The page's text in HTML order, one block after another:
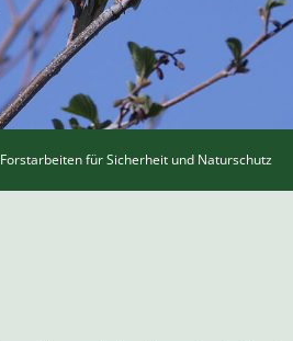
Forstarbeiten für Sicherheit und Naturschutz